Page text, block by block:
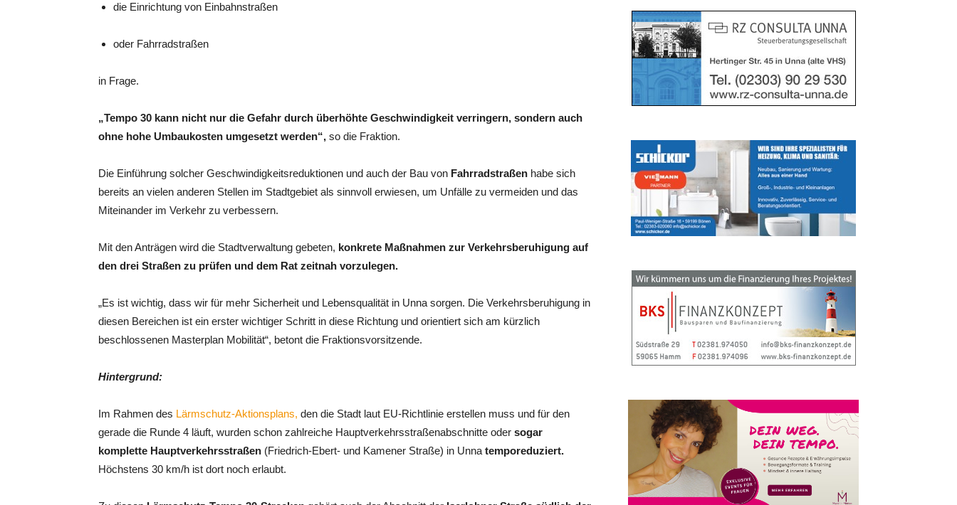
die Einrichtung von Einbahnstraßen
oder Fahrradstraßen
in Frage.
„Tempo 30 kann nicht nur die Gefahr durch überhöhte Geschwindigkeit verringern, sondern auch
ohne hohe Umbaukosten umgesetzt werden“, so die Fraktion.
Die Einführung solcher Geschwindigkeitsreduktionen und auch der Bau von Fahrradstraßen habe sich
bereits an vielen anderen Stellen im Stadtgebiet als sinnvoll erwiesen, um Unfälle zu vermeiden und das
Miteinander im Verkehr zu verbessern.
Mit den Anträgen wird die Stadtverwaltung gebeten, konkrete Maßnahmen zur Verkehrsberuhigung auf
den drei Straßen zu prüfen und dem Rat zeitnah vorzulegen.
„Es ist wichtig, dass wir für mehr Sicherheit und Lebensqualität in Unna sorgen. Die Verkehrsberuhigung in
diesen Bereichen ist ein erster wichtiger Schritt in diese Richtung und orientiert sich am kürzlich
beschlossenen Masterplan Mobilität“, betont die Fraktionsvorsitzende.
Hintergrund:
Im Rahmen des Lärmschutz-Aktionsplans, den die Stadt laut EU-Richtlinie erstellen muss und für den
gerade die Runde 4 läuft, wurden schon zahlreiche Hauptverkehrsstraßenabschnitte oder sogar
komplette Hauptverkehrsstraßen (Friedrich-Ebert- und Kamener Straße) in Unna temporeduziert.
Höchstens 30 km/h ist dort noch erlaubt.